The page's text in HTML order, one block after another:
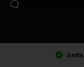
Gratis